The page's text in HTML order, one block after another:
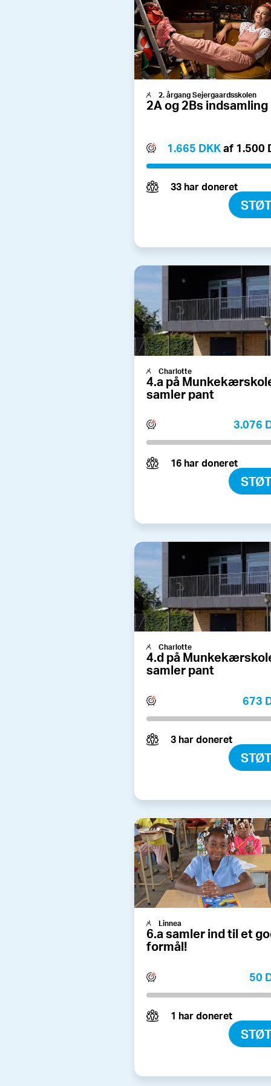
2. årgang Sejergaardsskolen
2A og 2Bs indsamling
1.665 DKKaf 1.500
33 har doneret
Charlotte
4.a på
samler pant
3.076
16 har doneret
Charlotte
4.d på
samler pant
673
3 har doneret
Linnea
6.a samler ind til et
formål!
50
1 har doneret